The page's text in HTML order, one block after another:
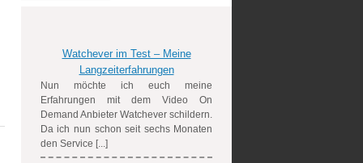
Watchever im Test – Meine
Langzeiterfahrungen
Nun möchte ich euch meine
Erfahrungen mit dem Video On
Demand Anbieter Watchever schildern.
Da ich nun schon seit sechs Monaten
den Service [...]